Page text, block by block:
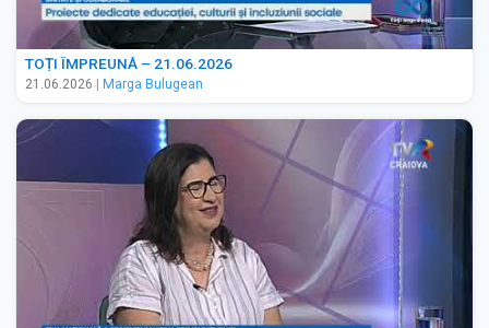
TOȚI ÎMPREUNĂ – 21.06.2026
21.06.2026 Marga Bulugean